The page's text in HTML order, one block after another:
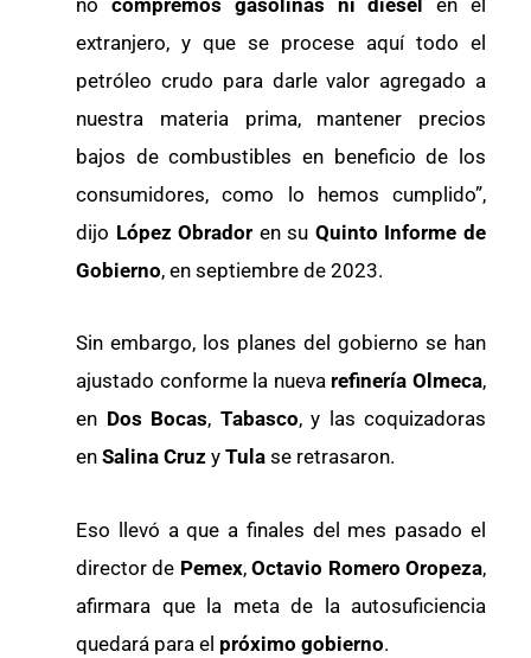
extranjero, y que se procese aquí todo el
petróleo crudo para darle valor agregado a
nuestra materia prima, mantener precios
bajos de combustibles en beneficio de los
consumidores, como lo hemos cumplido”,
dijo López Obrador en su Quinto Informe de
Gobierno, en septiembre de 2023.
Sin embargo, los planes del gobierno se han
ajustado conforme la nuevarefinería Olmeca,
en Dos Bocas, Tabasco, y las coquizadoras
en Salina Cruz y Tula se retrasaron.
Eso llevó a que a finales del mes pasado el
director de Pemex,Octavio Romero Oropeza,
afirmara que la meta de la autosuficiencia
quedará para el próximo gobierno.